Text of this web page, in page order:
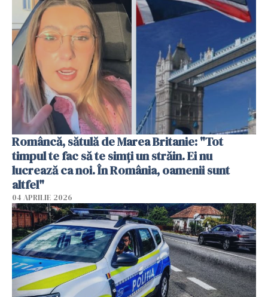
Româncă, sătulă de Marea Britanie: "Tot
timpul te fac să te simți un străin. Ei nu
lucrează ca noi. În România, oamenii sunt
altfel"
04 APRILIE 2026